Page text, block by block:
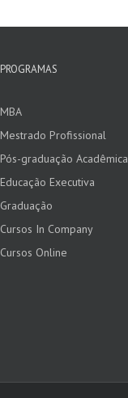
PROGRAMAS
MBA
Mestrado Profissional
Pós-graduação Acadêmica
Educação Executiva
Graduação
Cursos In Company
Cursos Online